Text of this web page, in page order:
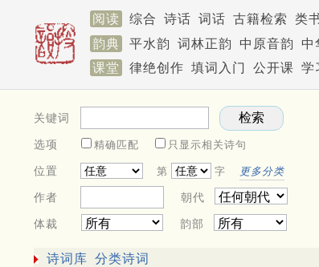
阅读 综合 诗话 词话 古籍检索 类
韵典
平水韵 词林正韵 中原音韵 中
课堂
律绝创作 填词入门 公开课 学
关键词
选项 精确匹配 只显示相关诗句
位置 第 字 更多分类
作者 朝代
体裁 韵部
诗词库 分类诗词